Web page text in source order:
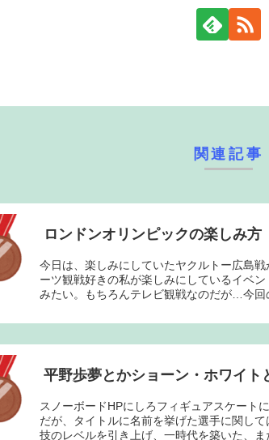
関連記事
ロンドンオリンピックの楽しみ方
今日は、楽しみにしていたヤクルトー広島
ーツ観戦好きの私が楽しみにしているイベ
みたい。もちろんテレビ観戦なのだが…今回
平野歩夢とかショーン・ホワイ
スノーボードHPにしろフィギュアスケート
だが、タイトルに名前を挙げた選手に関し
技のレベルを引き上げ、一時代を築いた、ま